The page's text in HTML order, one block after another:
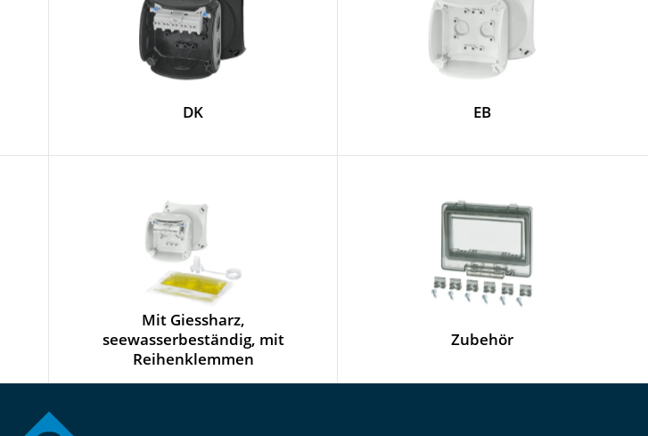
DK EB
Mit Giessharz,
seewasserbeständig, mit
Reihenklemmen
Zubehör